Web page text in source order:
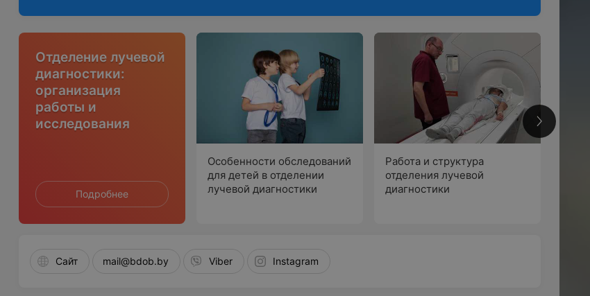
Отделение лучевой
диагностики:
организация
работы и
исследования
Подробнее
Особенности обследований
для детей в отделении
лучевой диагностики
Работа и структура
отделения лучевой
диагностики
Сайт mail@bdob.by Viber Instagram